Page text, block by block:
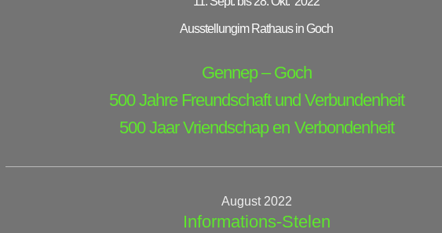
Ausstellungim Rathaus in Goch
Gennep – Goch
500 Jahre Freundschaft und Verbundenheit
500 Jaar Vriendschap en Verbondenheit
August 2022
Informations-Stelen